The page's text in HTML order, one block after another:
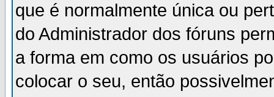
que é normalmente única ou
do Administrador dos fóruns
a forma em como os usuários
colocar o seu, então